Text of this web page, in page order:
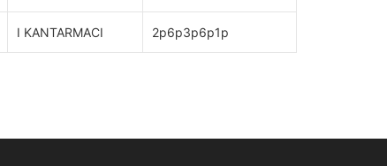
I KANTARMACI 2p6p3p6p1p